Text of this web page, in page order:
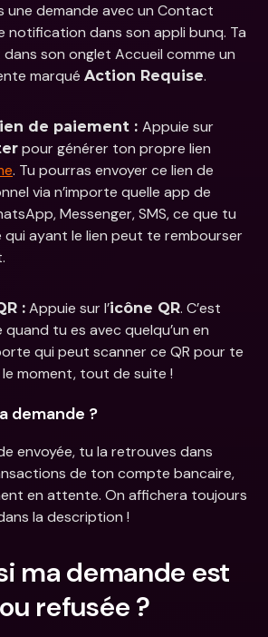
une demande avec un Contact
notification dans son appli bunq. Ta
son onglet Accueil comme un
marqué Action Requise.
de paiement : Appuie sur
pour générer ton propre lien
. Tu pourras envoyer ce lien de
via n’importe quelle app de
Messenger, SMS, ce que tu
qui ayant le lien peut te rembourser
: Appuie sur l’icône QR. C’est
tu es avec quelqu’un en
qui peut scanner ce QR pour te
moment, tout de suite !
demande ?
envoyée, tu la retrouves dans
de ton compte bancaire,
en attente. On affichera toujours
la description !
ma demande est
refusée ?